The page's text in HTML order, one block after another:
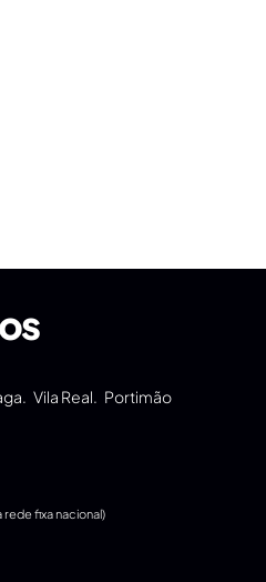
Vila Real. Portimão
fixa nacional)